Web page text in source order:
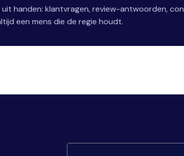
handen: klantvragen, review-antwoorden,
een mens die de regie houdt.